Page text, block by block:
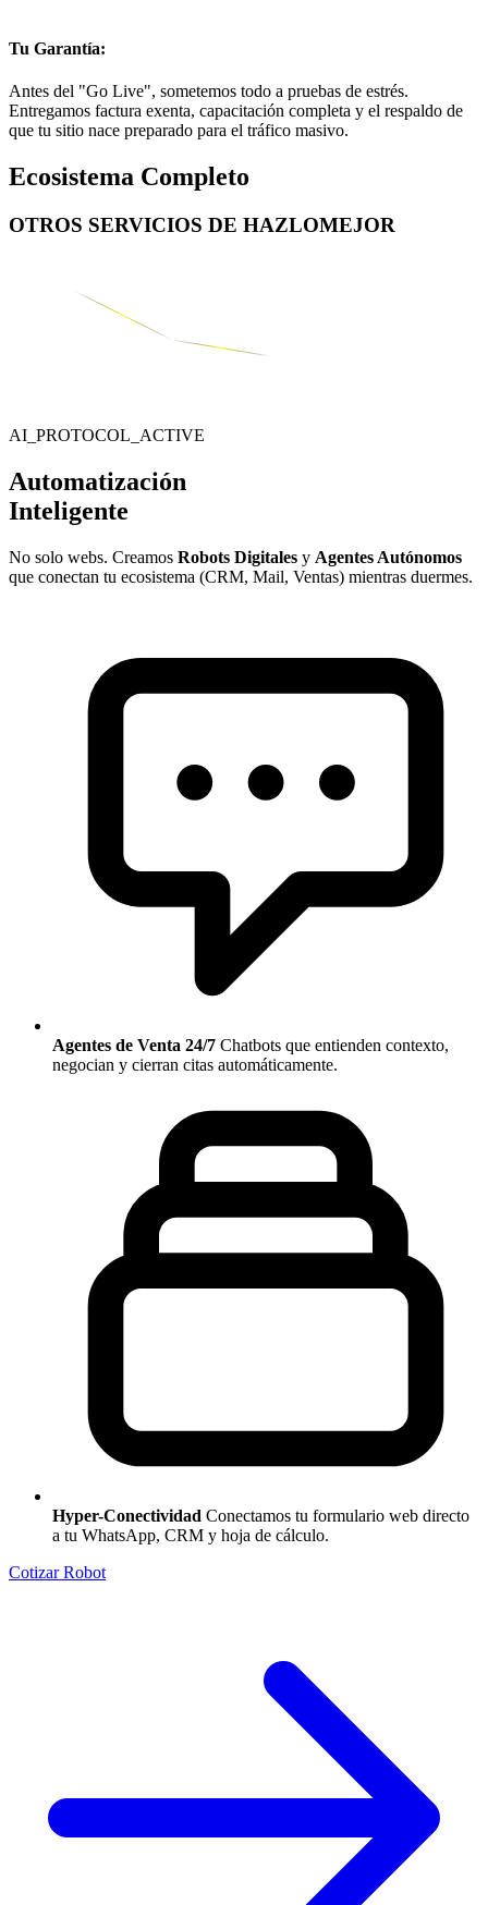
Tu Garantía:
Antes del "Go Live", sometemos todo a pruebas de estrés.
Entregamos factura exenta, capacitación completa y el respaldo de
que tu sitio nace preparado para el tráfico masivo.
Ecosistema Completo
OTROS SERVICIOS DE HAZLOMEJOR
AI_PROTOCOL_ACTIVE
Automatización
Inteligente
No solo webs. Creamos Robots Digitales y Agentes Autónomos
que conectan tu ecosistema (CRM, Mail, Ventas) mientras duermes.
Agentes de Venta 24/7 Chatbots que entienden contexto,
negocian y cierran citas automáticamente.
Hyper-Conectividad Conectamos tu formulario web directo
a tu WhatsApp, CRM y hoja de cálculo.
Cotizar Robot